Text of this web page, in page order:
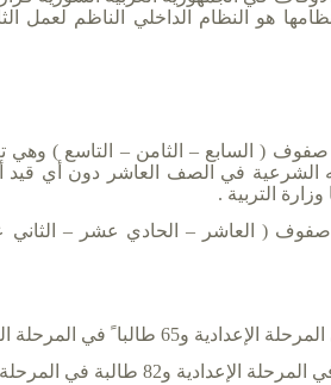
هو النظام الداخلي الناظم لعمل
صفوف ( السابع – الثامن – التاسع )
الشرعية في الصف العاشر دون أي قيد
التربية .
صفوف ( العاشر – الحادي عشر – الثاني